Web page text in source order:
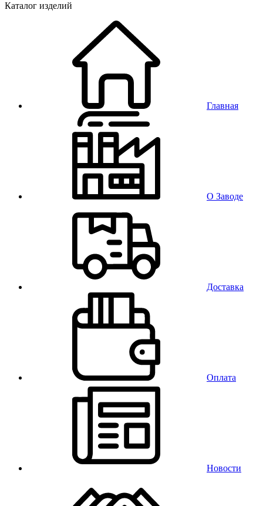
Каталог изделий
Главная
О Заводе
Доставка
Оплата
Новости